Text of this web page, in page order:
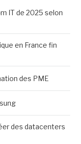
IT de 2025 selon
en France fin
des PME
des datacenters